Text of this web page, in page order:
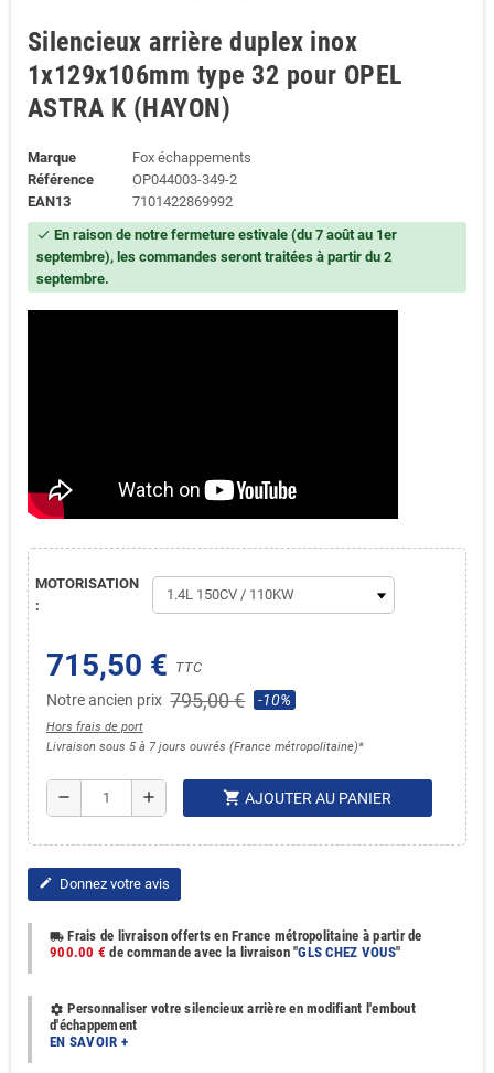
Silencieux arrière duplex inox
1x129x106mm type 32 pour OPEL
ASTRA K (HAYON)
Marque
Fox échappements
Référence
OP044003-349-2
EAN13
7101422869992
check En raison de notre fermeture estivale (du 7 août au 1er
septembre), les commandes seront traitées à partir du 2
septembre.
MOTORISATION
:
715,50 € TTC
Notre ancien prix 795,00 € -10%
Hors frais de port
Livraison sous 5 à 7 jours ouvrés (France métropolitaine)*
remove add shopping_cart AJOUTER AU PANIER
edit Donnez votre avis
local_shipping Frais de livraison offerts en France métropolitaine à partir de
900.00 € de commande avec la livraison "GLS CHEZ VOUS"
settings Personnaliser votre silencieux arrière en modifiant l'embout
d'échappement
EN SAVOIR +